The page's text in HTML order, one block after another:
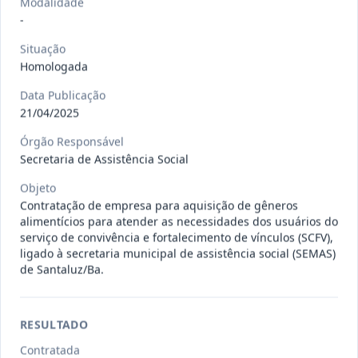
Pregão
Eletrônico
PRESTADORA DE SERVIÇO DE
Situação:
Em Andamento
Data:13/07/2026
025/2026
Pregão
Eletrônico
REGISTRO DE PREÇO PARA A
CONTRATAÇÃO DE EMPRESA PARA
LOCAÇÃO
-
Situação
Homologada
Data Publicação
21/04/2025
Órgão Responsável
Secretaria de Assistência Social
Objeto
Contratação de empresa para aquisição de gêneros
alimentícios para atender as necessidades dos usuários do
serviço de convivência e fortalecimento de vínculos (SCFV),
ligado à secretaria municipal de assistência social (SEMAS)
de Santaluz/Ba.
RESULTADO
Contratada